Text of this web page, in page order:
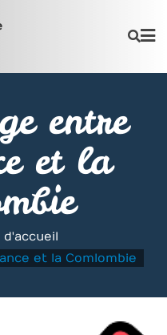
entre
et la
d'accueil
et la Comlombie